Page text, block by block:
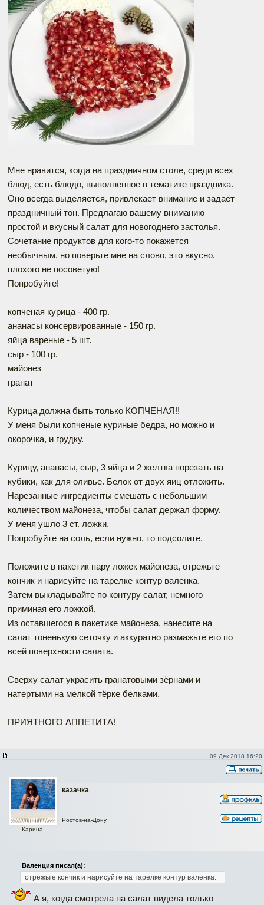
Мне нравится, когда на праздничном столе, среди всех
блюд, есть блюдо, выполненное в тематике праздника.
Оно всегда выделяется, привлекает внимание и задаёт
праздничный тон. Предлагаю вашему вниманию
простой и вкусный салат для новогоднего застолья.
Сочетание продуктов для кого-то покажется
необычным, но поверьте мне на слово, это вкусно,
плохого не посоветую!
Попробуйте!
копченая курица - 400 гр.
ананасы консервированные - 150 гр.
яйца вареные - 5 шт.
сыр - 100 гр.
майонез
гранат
Курица должна быть только КОПЧЕНАЯ!!
У меня были копченые куриные бедра, но можно и
окорочка, и грудку.
Курицу, ананасы, сыр, 3 яйца и 2 желтка порезать на
кубики, как для оливье. Белок от двух яиц отложить.
Нарезанные ингредиенты смешать с небольшим
количеством майонеза, чтобы салат держал форму.
У меня ушло 3 ст. ложки.
Попробуйте на соль, если нужно, то подсолите.
Положите в пакетик пару ложек майонеза, отрежьте
кончик и нарисуйте на тарелке контур валенка.
Затем выкладывайте по контуру салат, немного
приминая его ложкой.
Из оставшегося в пакетике майонеза, нанесите на
салат тоненькую сеточку и аккуратно размажьте его по
всей поверхности салата.
Сверху салат украсить гранатовыми зёрнами и
натертыми на мелкой тёрке белками.
ПРИЯТНОГО АППЕТИТА!
09 Дек 2018 16:20
казачка
Карина
Ростов-на-Дону
Валенция писал(а):
отрежьте кончик и нарисуйте на тарелке контур валенка.
А я, когда смотрела на салат видела только